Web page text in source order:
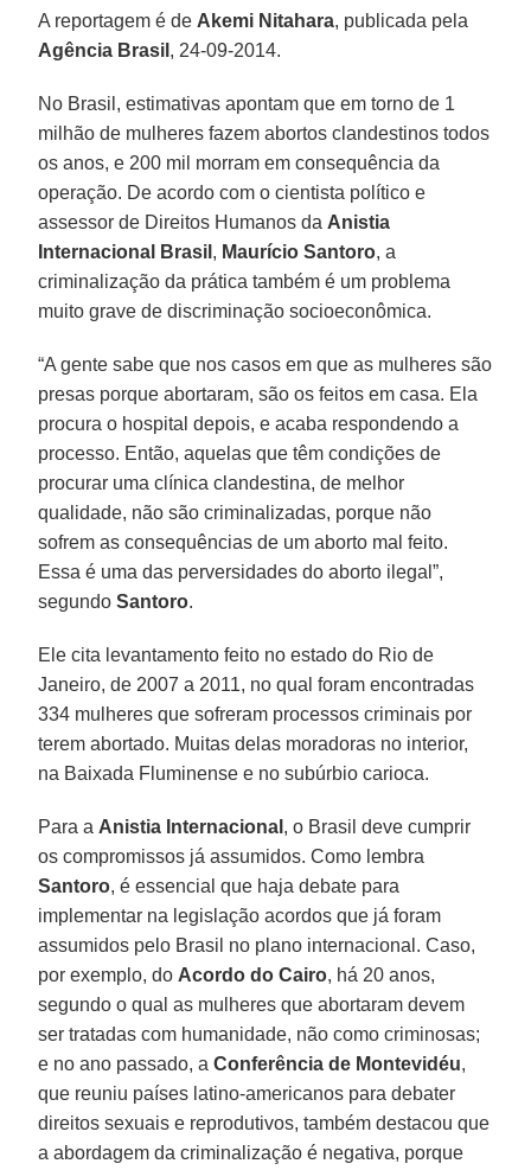
A reportagem é de Akemi Nitahara, publicada pela
Agência Brasil , 24-09-2014.
No Brasil, estimativas apontam que em torno de 1
milhão de mulheres fazem abortos clandestinos todos
os anos, e 200 mil morram em consequência da
operação. De acordo com o cientista político e
assessor de Direitos Humanos da Anistia
Internacional Brasil , Maurício Santoro, a
criminalização da prática também é um problema
muito grave de discriminação socioeconômica.
“A gente sabe que nos casos em que as mulheres são
presas porque abortaram, são os feitos em casa. Ela
procura o hospital depois, e acaba respondendo a
processo. Então, aquelas que têm condições de
procurar uma clínica clandestina, de melhor
qualidade, não são criminalizadas, porque não
sofrem as consequências de um aborto mal feito.
Essa é uma das perversidades do aborto ilegal”,
segundoSantoro.
Ele cita levantamento feito no estado do Rio de
Janeiro, de 2007 a 2011, no qual foram encontradas
334 mulheres que sofreram processos criminais por
terem abortado. Muitas delas moradoras no interior,
na Baixada Fluminense e no subúrbio carioca.
Para a Anistia Internacional , o Brasil deve cumprir
os compromissos já assumidos. Como lembra
Santoro, é essencial que haja debate para
implementar na legislação acordos que já foram
assumidos pelo Brasil no plano internacional. Caso,
por exemplo, do Acordo do Cairo, há 20 anos,
segundo o qual as mulheres que abortaram devem
ser tratadas com humanidade, não como criminosas;
e no ano passado, aConferência de Montevidéu,
que reuniu países latino-americanos para debater
direitos sexuais e reprodutivos, também destacou que
a abordagem da criminalização é negativa, porque